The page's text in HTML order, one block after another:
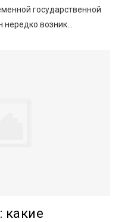
государственной
возник...
какие